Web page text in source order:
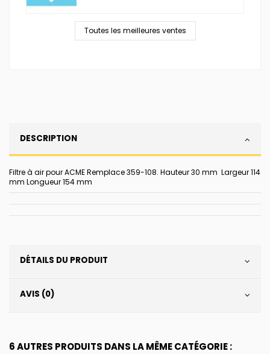
Toutes les meilleures ventes
DESCRIPTION
Filtre à air pour ACME Remplace 359-108. Hauteur 30 mm Largeur 114
mm Longueur 154 mm
DÉTAILS DU PRODUIT
AVIS (0)
6 AUTRES PRODUITS DANS LA MÊME CATÉGORIE :